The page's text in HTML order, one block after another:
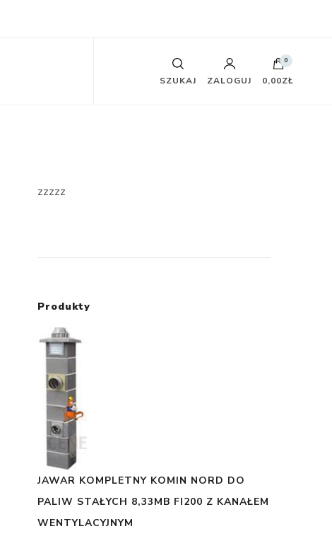
SZUKAJ ZALOGUJ
0
0,00ZŁ
zzzzz
Produkty
JAWAR KOMPLETNY KOMIN NORD DO
PALIW STAŁYCH 8,33MB FI200 Z KANAŁEM
WENTYLACYJNYM